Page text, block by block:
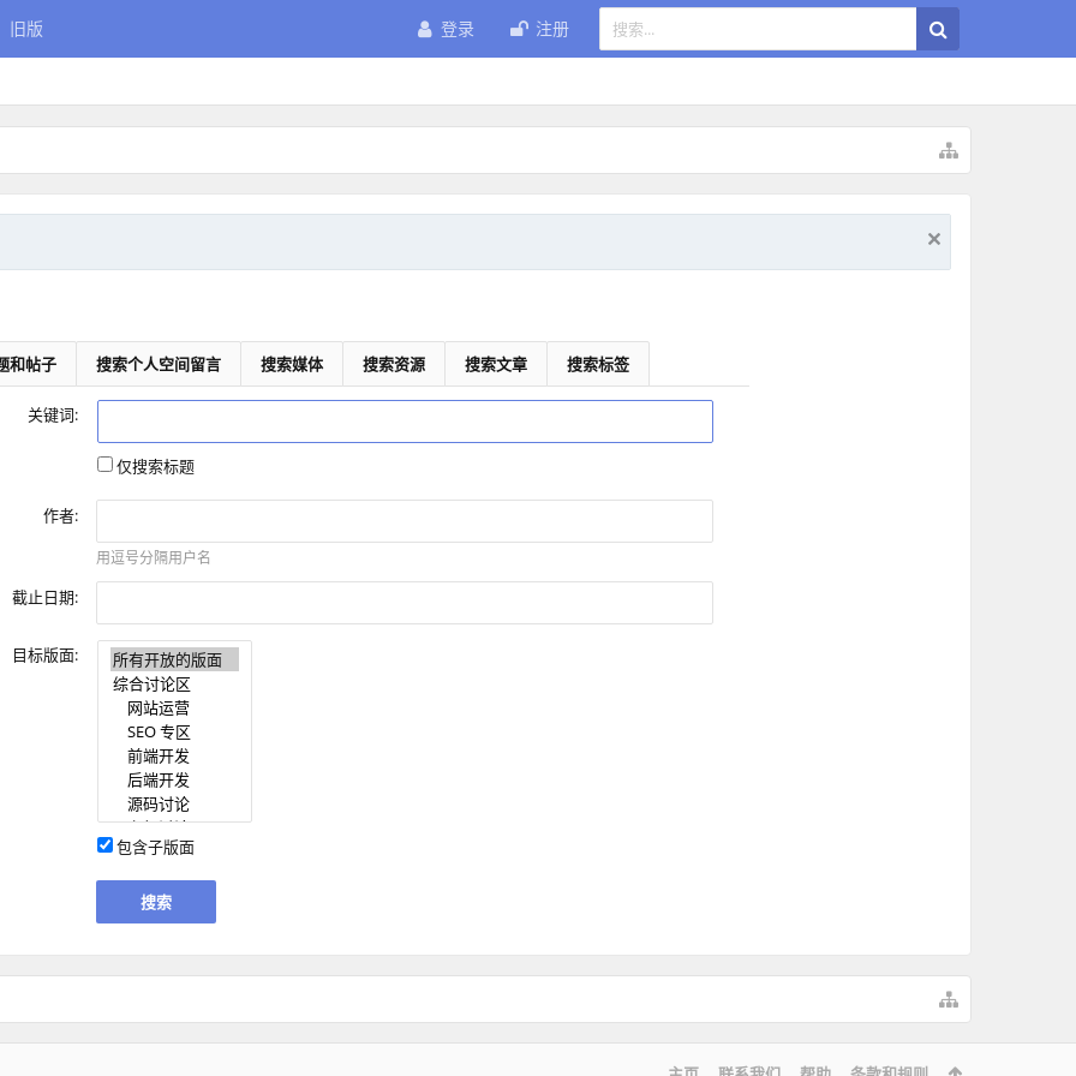
旧版 登录 注册
和帖子 搜索个人空间留言 搜索媒体 搜索资源 搜索文章 搜索标签
关键词:
仅搜索标题
作者:
用逗号分隔用户名
截止日期:
目标版面:
包含子版面